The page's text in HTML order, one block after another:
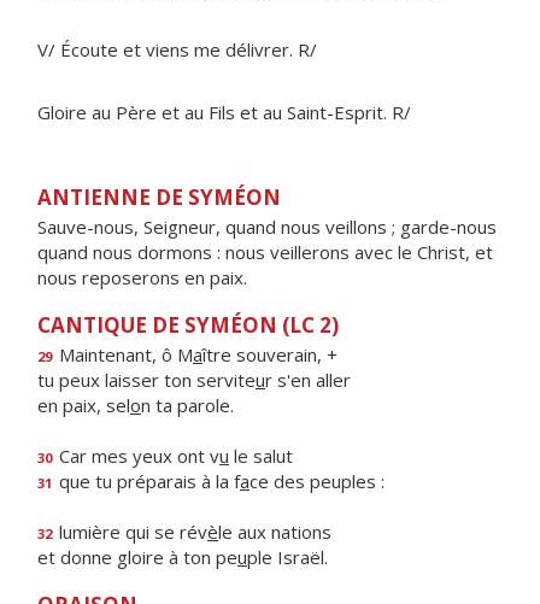
V/ Écoute et viens me délivrer. R/
Gloire au Père et au Fils et au Saint-Esprit. R/
ANTIENNE DE SYMÉON
Sauve-nous, Seigneur, quand nous veillons ; garde-nous
quand nous dormons : nous veillerons avec le Christ, et
nous reposerons en paix.
CANTIQUE DE SYMÉON (LC 2)
29 Maintenant, ô Maître souverain, +
tu peux laisser ton serviteur s'en aller
en paix, selon ta parole.
30 Car mes yeux ont vu le salut
31 que tu préparais à la face des peuples :
32 lumière qui se révèle aux nations
et donne gloire à ton peuple Israël.